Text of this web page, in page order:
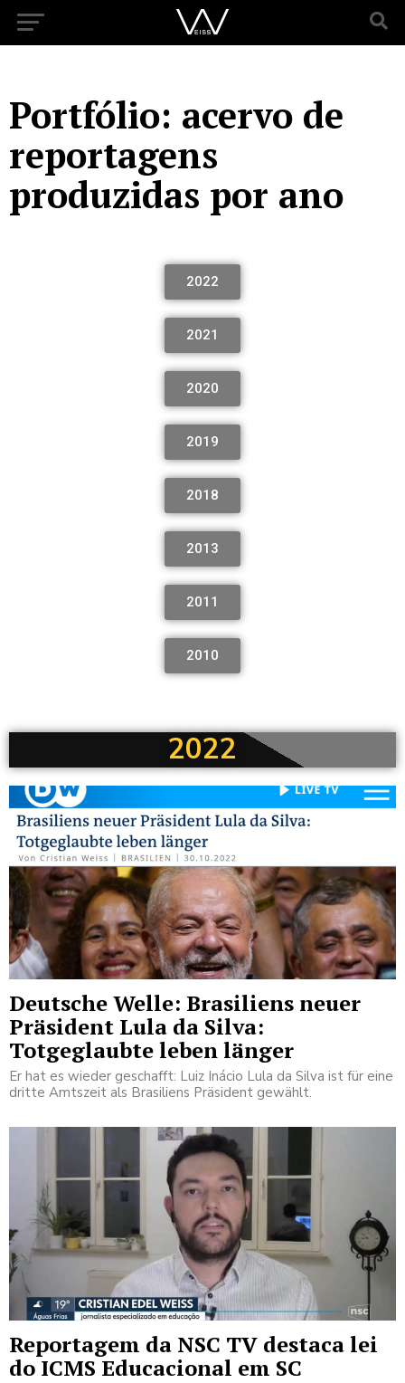
Portfólio: acervo de
reportagens
produzidas por ano
2022
2021
2020
2019
2018
2013
2011
2010
2022
Deutsche Welle: Brasiliens neuer
Präsident Lula da Silva:
Totgeglaubte leben länger
Er hat es wieder geschafft: Luiz Inácio Lula da Silva ist für eine
dritte Amtszeit als Brasiliens Präsident gewählt.
Reportagem da NSC TV destaca lei
do ICMS Educacional em SC